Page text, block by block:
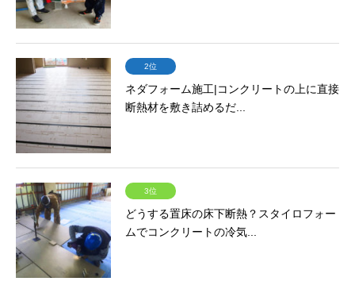
2位
ネダフォーム施工|コンクリートの上に直接
断熱材を敷き詰めるだ...
3位
どうする置床の床下断熱？スタイロフォー
ムでコンクリートの冷気...